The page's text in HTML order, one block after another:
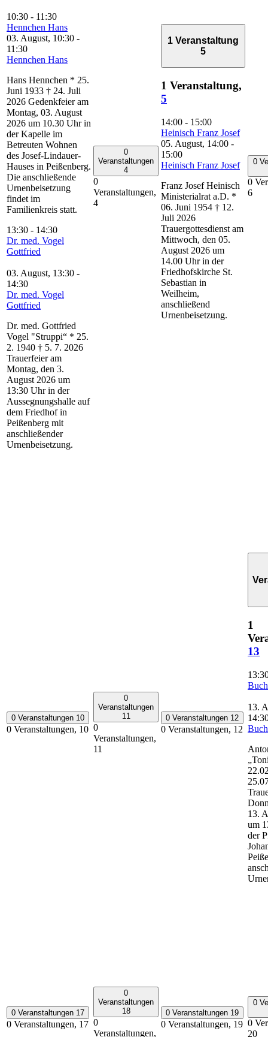
10:30 - 11:30
Hennchen Hans
03. August, 10:30 -
11:30
Hennchen Hans
Hans Hennchen * 25.
Juni 1933 † 24. Juli
2026 Gedenkfeier am
Montag, 03. August
2026 um 10.30 Uhr in
der Kapelle im
Betreuten Wohnen
des Josef-Lindauer-
Hauses in Peißenberg.
Die anschließende
Urnenbeisetzung
findet im
Familienkreis statt.
13:30 - 14:30
Dr. med. Vogel
Gottfried
03. August, 13:30 -
14:30
Dr. med. Vogel
Gottfried
Dr. med. Gottfried
Vogel "Struppi“ * 25.
2. 1940 † 5. 7. 2026
Trauerfeier am
Montag, den 3.
August 2026 um
13:30 Uhr in der
Aussegnungshalle auf
dem Friedhof in
Peißenberg mit
anschließender
Urnenbeisetzung.
0
Veranstaltungen
4
0
Veranstaltungen,
4
1 Veranstaltung
5
1 Veranstaltung,
5
14:00 - 15:00
Heinisch Franz Josef
05. August, 14:00 -
15:00
Heinisch Franz Josef
Franz Josef Heinisch
Ministerialrat a.D. *
06. Juni 1954 † 12.
Juli 2026
Trauergottesdienst am
Mittwoch, den 05.
August 2026 um
14.00 Uhr in der
Friedhofskirche St.
Sebastian in
Weilheim,
anschließend
Urnenbeisetzung.
0
0
6
0 Veranstaltungen 10
0 Veranstaltungen, 10
0
Veranstaltungen
11
0
Veranstaltungen,
11
0 Veranstaltungen 12
0 Veranstaltungen, 12
1
13
13.
13.
um
der
0 Veranstaltungen 17
0 Veranstaltungen, 17
0
Veranstaltungen
18
0
Veranstaltungen,
0 Veranstaltungen 19
0 Veranstaltungen, 19
0
0
20